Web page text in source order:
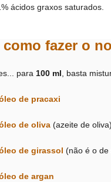
ácidos graxos saturados.
como fazer o
para 100 ml, basta
de pracaxi
de oliva (azeite de oliva)
de girassol (não é o de
de argan